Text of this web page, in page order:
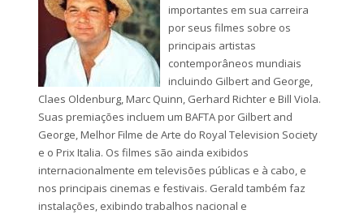
importantes em sua carreira
por seus filmes sobre os
principais artistas
contemporâneos mundiais
incluindo Gilbert and George,
Claes Oldenburg, Marc Quinn, Gerhard Richter e Bill Viola.
Suas premiações incluem um BAFTA por Gilbert and
George, Melhor Filme de Arte do Royal Television Society
e o Prix Italia. Os filmes são ainda exibidos
internacionalmente em televisões públicas e à cabo, e
nos principais cinemas e festivais. Gerald também faz
instalações, exibindo trabalhos nacional e